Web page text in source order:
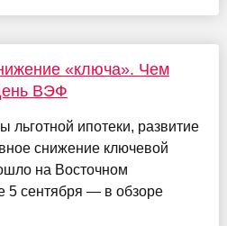
«ключа». Чем
ВЭФ
ипотеки, развитие
снижение ключевой
на Восточном
5 сентября — в обзоре